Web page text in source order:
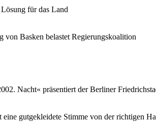
für das Land
Basken belastet Regierungskoalition
Nacht« präsentiert der Berliner
gutgekleidete Stimme von der richtigen